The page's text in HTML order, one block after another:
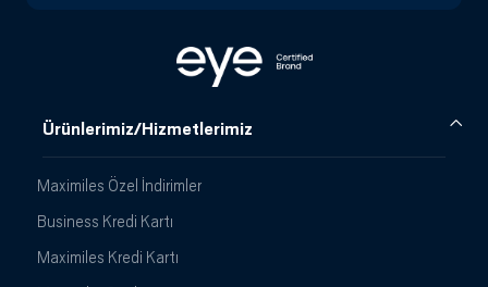
Ürünlerimiz/Hizmetlerimiz
Maximiles Özel İndirimler
Business Kredi Kartı
Maximiles Kredi Kartı